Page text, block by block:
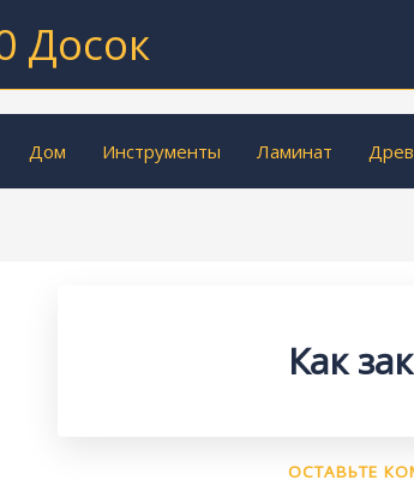
Досок
Дом Инструменты Ламинат
Как
ОСТАВЬТЕ